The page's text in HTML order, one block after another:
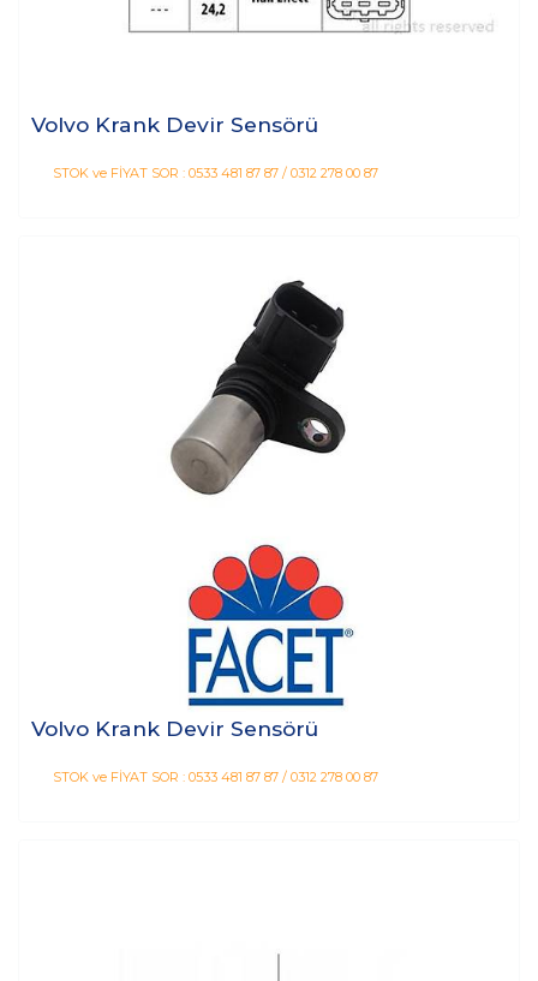
Volvo Krank Devir Sensörü
STOK ve FİYAT SOR : 0533 481 87 87 / 0312 278 00 87
Volvo Krank Devir Sensörü
STOK ve FİYAT SOR : 0533 481 87 87 / 0312 278 00 87